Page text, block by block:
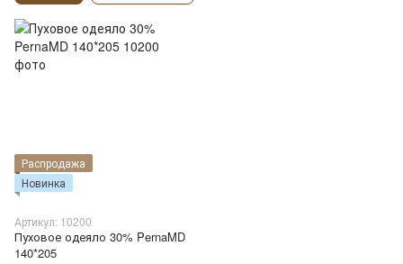
Распродажа
Новинка
Артикул: 10200
Пуховое одеяло 30% PernaMD
140*205